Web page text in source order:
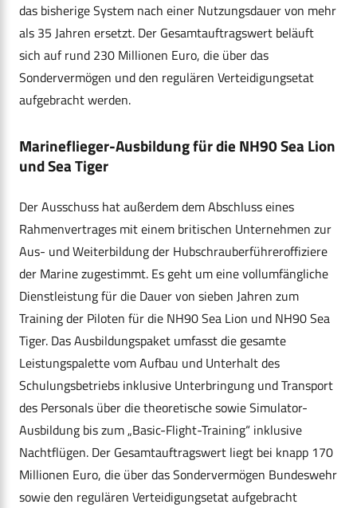
das bisherige System nach einer Nutzungsdauer von mehr
als 35 Jahren ersetzt. Der Gesamtauftragswert beläuft
sich auf rund 230 Millionen Euro, die über das
Sondervermögen und den regulären Verteidigungsetat
aufgebracht werden.
Marineflieger-Ausbildung für die NH90 Sea Lion
und Sea Tiger
Der Ausschuss hat außerdem dem Abschluss eines
Rahmenvertrages mit einem britischen Unternehmen zur
Aus- und Weiterbildung der Hubschrauberführeroffiziere
der Marine zugestimmt. Es geht um eine vollumfängliche
Dienstleistung für die Dauer von sieben Jahren zum
Training der Piloten für die NH90 Sea Lion und NH90 Sea
Tiger. Das Ausbildungspaket umfasst die gesamte
Leistungspalette vom Aufbau und Unterhalt des
Schulungsbetriebs inklusive Unterbringung und Transport
des Personals über die theoretische sowie Simulator-
Ausbildung bis zum „Basic-Flight-Training“ inklusive
Nachtflügen. Der Gesamtauftragswert liegt bei knapp 170
Millionen Euro, die über das Sondervermögen Bundeswehr
sowie den regulären Verteidigungsetat aufgebracht